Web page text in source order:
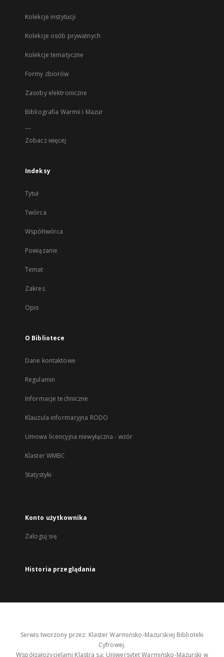
Kolekcje instytucji
Kolekcje osób prywatnych
Kolekcje tematyczne
Formy zbiorów
Zasoby elektroniczne
Bibliografia Warmii i Mazur
...
Zobacz więcej
Indeksy
Tytuł
Twórca
Współtwórca
Powiązanie
Temat
Zakres
Opis
O Bibliotece
Dane kontaktowe
Regulamin
Informacje techniczne
Klauzula informacyjna RODO
Umowa licencyjna niewyłączna - wzór
Klaster WMBC
Statystyki
Konto użytkownika
Zaloguj się
Historia przeglądania
Serwis tworzony przez: Klaster Warmińsko-Mazurskiej Biblioteki
Cyfrowej.
Współzałożycielami Klastra są: Uniwersytet Warmińsko-Mazurski w